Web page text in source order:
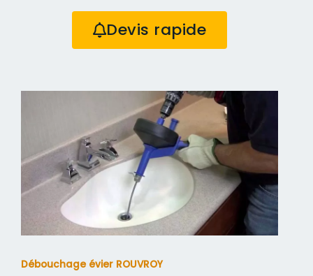
Devis rapide
Débouchage évier ROUVROY